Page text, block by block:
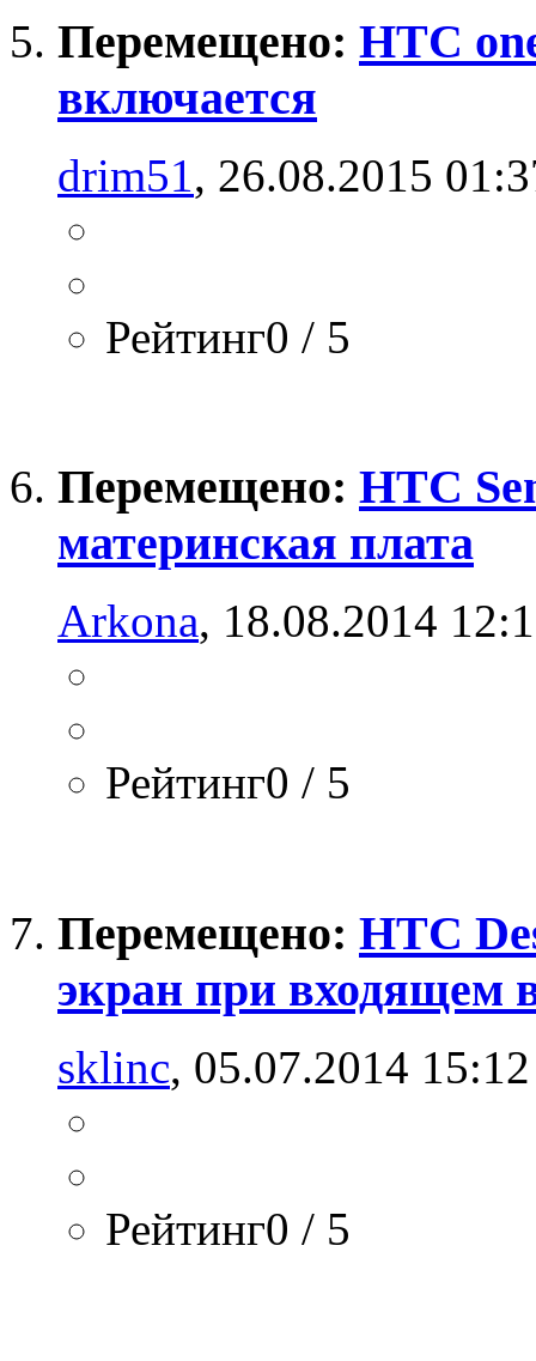
Перемещено: HTC
включается
drim51, 26.08.2015
Рейтинг0 / 5
Перемещено: HTC
материнская плата
Arkona, 18.08.2014
Рейтинг0 / 5
Перемещено: HTC
экран при входящем
sklinc, 05.07.2014 15:12
Рейтинг0 / 5